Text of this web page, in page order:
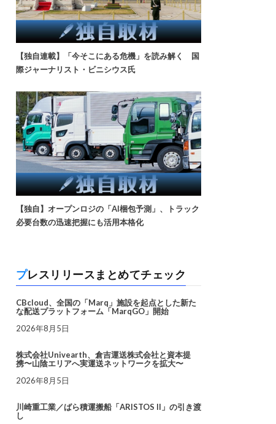
【独自連載】「今そこにある危機」を読み解く 国
際ジャーナリスト・ビニシウス氏
【独自】オープンロジの「AI梱包予測」、トラック
必要台数の迅速把握にも活用本格化
プレスリリースまとめてチェック
CBcloud、全国の「Marq」施設を起点とした新た
な配送プラットフォーム「MarqGO」開始
2026年8月5日
株式会社Univearth、倉吉運送株式会社と資本提
携〜山陰エリアへ実運送ネットワークを拡大〜
2026年8月5日
川崎重工業／ばら積運搬船「ARISTOS II」の引き渡
し